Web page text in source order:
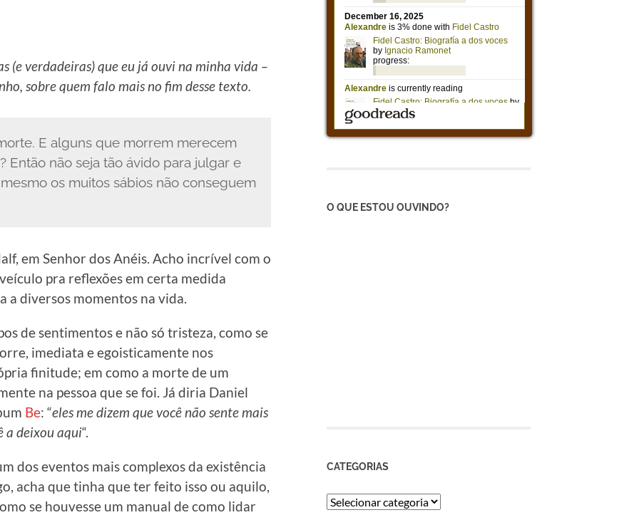
(e verdadeiras) que eu já ouvi na minha vida –
sobre quem falo mais no fim desse texto.
E alguns que morrem merecem
Então não seja tão ávido para julgar e
os muitos sábios não conseguem
em Senhor dos Anéis. Acho incrível com o
pra reflexões em certa medida
a diversos momentos na vida.
de sentimentos e não só tristeza, como se
imediata e egoisticamente nos
finitude; em como a morte de um
na pessoa que se foi. Já diria Daniel
Be: “eles me dizem que você não sente mais
a deixou aqui“.
dos eventos mais complexos da existência
acha que tinha que ter feito isso ou aquilo,
se houvesse um manual de como lidar
O QUE ESTOU OUVINDO?
CATEGORIAS
Categorias